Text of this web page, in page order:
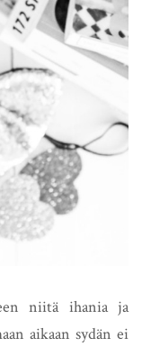
niitä ihania ja
aikaan sydän ei